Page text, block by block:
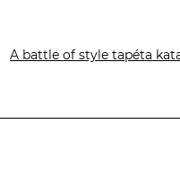
A battle of style tapéta